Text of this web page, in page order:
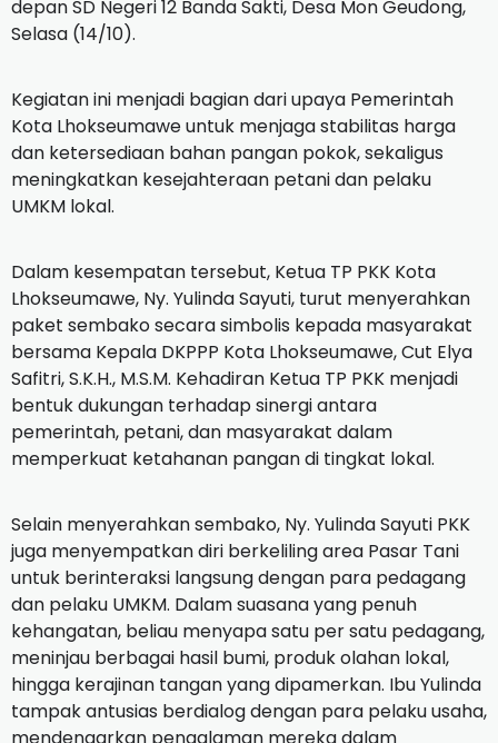
depan SD Negeri 12 Banda Sakti, Desa Mon Geudong,
Selasa (14/10).
Kegiatan ini menjadi bagian dari upaya Pemerintah
Kota Lhokseumawe untuk menjaga stabilitas harga
dan ketersediaan bahan pangan pokok, sekaligus
meningkatkan kesejahteraan petani dan pelaku
UMKM lokal.
Dalam kesempatan tersebut, Ketua TP PKK Kota
Lhokseumawe, Ny. Yulinda Sayuti, turut menyerahkan
paket sembako secara simbolis kepada masyarakat
bersama Kepala DKPPP Kota Lhokseumawe, Cut Elya
Safitri, S.K.H., M.S.M. Kehadiran Ketua TP PKK menjadi
bentuk dukungan terhadap sinergi antara
pemerintah, petani, dan masyarakat dalam
memperkuat ketahanan pangan di tingkat lokal.
Selain menyerahkan sembako, Ny. Yulinda Sayuti PKK
juga menyempatkan diri berkeliling area Pasar Tani
untuk berinteraksi langsung dengan para pedagang
dan pelaku UMKM. Dalam suasana yang penuh
kehangatan, beliau menyapa satu per satu pedagang,
meninjau berbagai hasil bumi, produk olahan lokal,
hingga kerajinan tangan yang dipamerkan. Ibu Yulinda
tampak antusias berdialog dengan para pelaku usaha,